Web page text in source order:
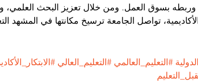
وربطه بسوق العمل. ومن خلال تعزيز البحث العلمي،
تواصل الجامعة ترسيخ مكانتها في المشهد
#التعليم_العالمي #التعليم_العالي